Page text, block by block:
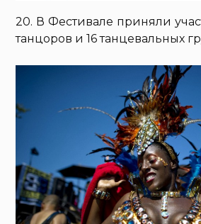
20. В Фестивале приняли
танцоров и 16 танцевальных